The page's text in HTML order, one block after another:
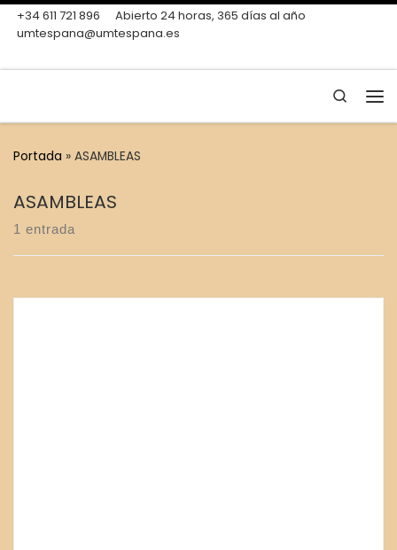
Skip to content
+34 611 721 896
Abierto 24 horas, 365 días al año
umtespana@umtespana.es
Search
Portada » ASAMBLEAS
ASAMBLEAS
1 entrada